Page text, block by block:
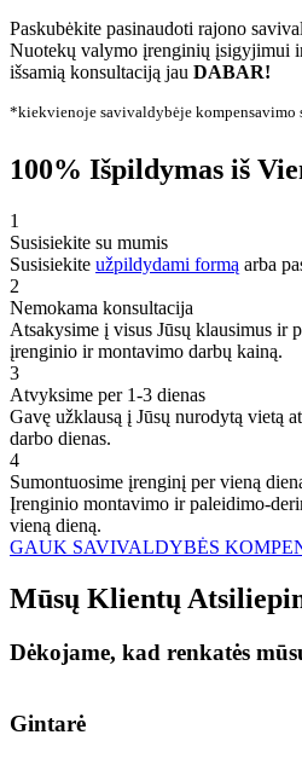
Paskubėkite pasinaudoti rajono
Nuotekų valymo įrenginių įsigyjimui
išsamią konsultaciją jau DABAR!
*kiekvienoje savivaldybėje kompensavimo
100% Išpildymas iš
1
Susisiekite su mumis
Susisiekite užpildydami formą arba
2
Nemokama konsultacija
Atsakysime į visus Jūsų klausimus ir
įrenginio ir montavimo darbų kainą.
3
Atvyksime per 1-3 dienas
Gavę užklausą į Jūsų nurodytą vietą
darbo dienas.
4
Sumontuosime įrenginį per vieną
Įrenginio montavimo ir paleidimo-
vieną dieną.
GAUK SAVIVALDYBĖS
Mūsų Klientų
Dėkojame, kad renkatės
Gintarė